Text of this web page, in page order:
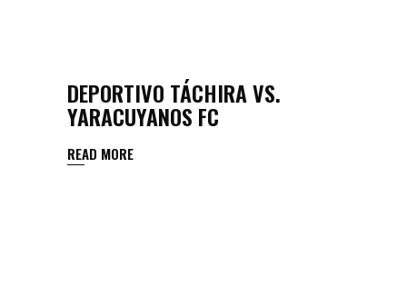
DEPORTIVO TÁCHIRA VS.
YARACUYANOS FC
READ MORE